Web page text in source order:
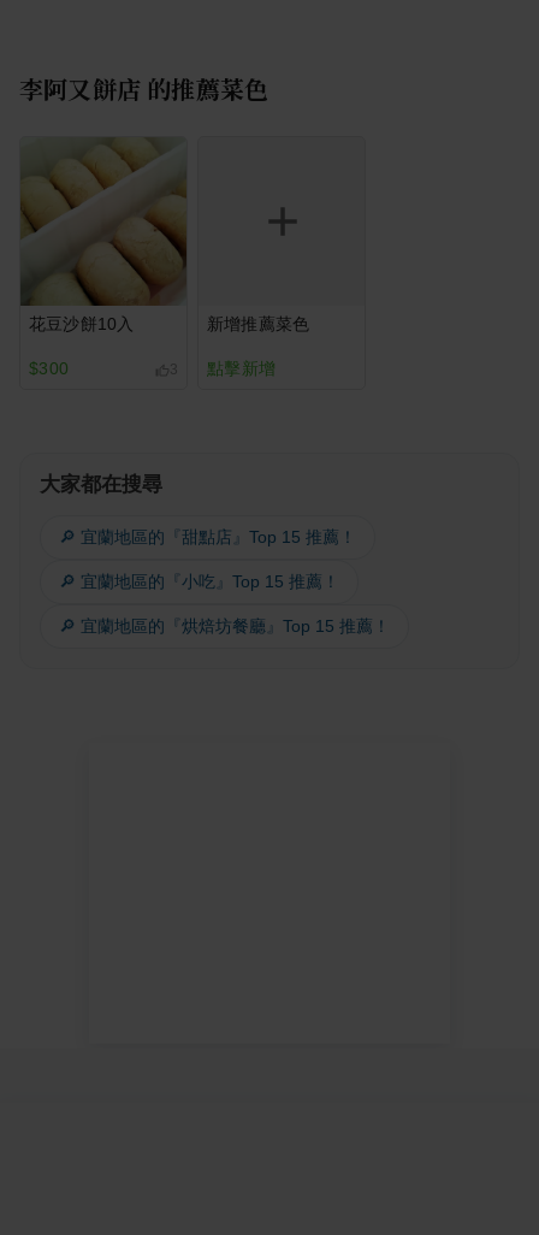
李阿又餅店 的推薦菜色
花豆沙餅10入
$300 3
新增推薦菜色
點擊新增
大家都在搜尋
🔎 宜蘭地區的『甜點店』Top 15 推薦！
🔎 宜蘭地區的『小吃』Top 15 推薦！
🔎 宜蘭地區的『烘焙坊餐廳』Top 15 推薦！